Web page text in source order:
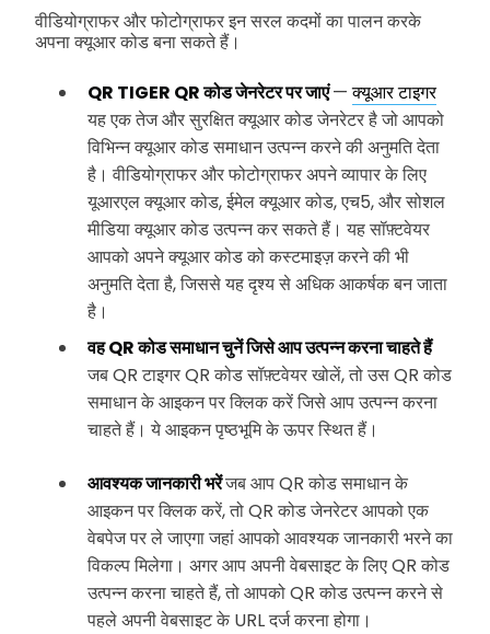
वीडियोग्राफर और फोटोग्राफर इन सरल कदमों का पालन करके
अपना क्यूआर कोड बना सकते हैं।
QR TIGER QR कोड जेनरेटर पर जाएं—क्यूआर टाइगर
यह एक तेज और सुरक्षित क्यूआर कोड जेनरेटर है जो आपको
विभिन्न क्यूआर कोड समाधान उत्पन्न करने की अनुमति देता
है। वीडियोग्राफर और फोटोग्राफर अपने व्यापार के लिए
यूआरएल क्यूआर कोड, ईमेल क्यूआर कोड, एच5, और सोशल
मीडिया क्यूआर कोड उत्पन्न कर सकते हैं। यह सॉफ़्टवेयर
आपको अपने क्यूआर कोड को कस्टमाइज़ करने की भी
अनुमति देता है, जिससे यह दृश्य से अधिक आकर्षक बन जाता
है।
वह QR कोड समाधान चुनें जिसे आप उत्पन्न करना चाहते हैं
जब QR टाइगर QR कोड सॉफ़्टवेयर खोलें, तो उस QR कोड
समाधान के आइकन पर क्लिक करें जिसे आप उत्पन्न करना
चाहते हैं। ये आइकन पृष्ठभूमि के ऊपर स्थित हैं।
आवश्यक जानकारी भरेंजब आप QR कोड समाधान के
आइकन पर क्लिक करें, तो QR कोड जेनरेटर आपको एक
वेबपेज पर ले जाएगा जहां आपको आवश्यक जानकारी भरने का
विकल्प मिलेगा। अगर आप अपनी वेबसाइट के लिए QR कोड
उत्पन्न करना चाहते हैं, तो आपको QR कोड उत्पन्न करने से
पहले अपनी वेबसाइट के URL दर्ज करना होगा।